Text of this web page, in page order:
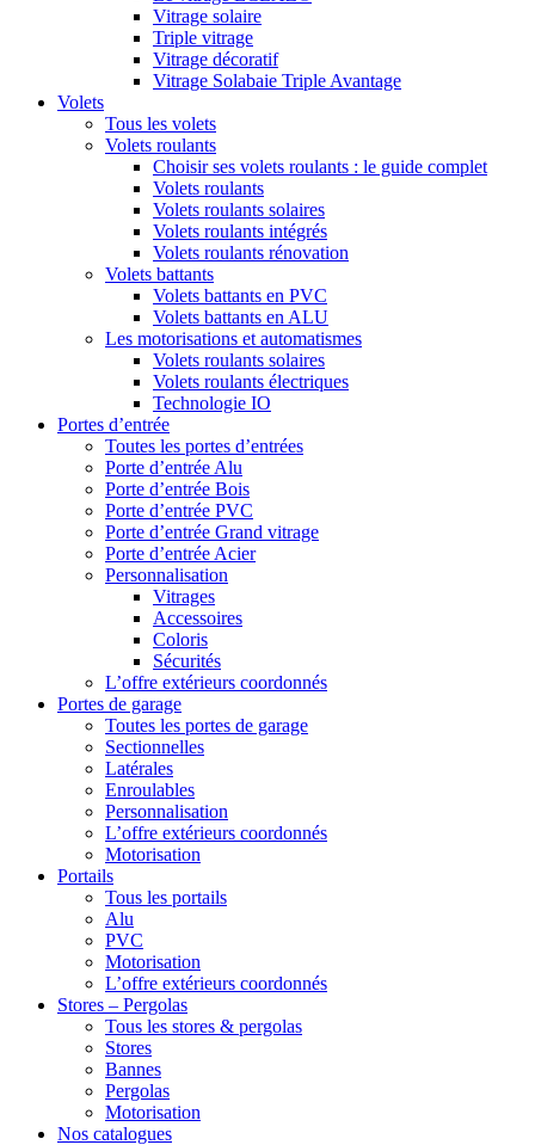
Vitrage solaire
Triple vitrage
Vitrage décoratif
Vitrage Solabaie Triple Avantage
Volets
Tous les volets
Volets roulants
Choisir ses volets roulants : le guide complet
Volets roulants
Volets roulants solaires
Volets roulants intégrés
Volets roulants rénovation
Volets battants
Volets battants en PVC
Volets battants en ALU
Les motorisations et automatismes
Volets roulants solaires
Volets roulants électriques
Technologie IO
Portes d’entrée
Toutes les portes d’entrées
Porte d’entrée Alu
Porte d’entrée Bois
Porte d’entrée PVC
Porte d’entrée Grand vitrage
Porte d’entrée Acier
Personnalisation
Vitrages
Accessoires
Coloris
Sécurités
L’offre extérieurs coordonnés
Portes de garage
Toutes les portes de garage
Sectionnelles
Latérales
Enroulables
Personnalisation
L’offre extérieurs coordonnés
Motorisation
Portails
Tous les portails
Alu
PVC
Motorisation
L’offre extérieurs coordonnés
Stores – Pergolas
Tous les stores & pergolas
Stores
Bannes
Pergolas
Motorisation
Nos catalogues